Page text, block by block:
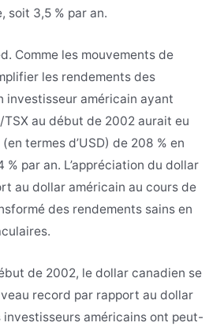
soit 3,5 % par an.
Comme les mouvements de
les rendements des
investisseur américain ayant
TSX au début de 2002 aurait eu
termes d’USD) de 208 % en
par an. L’appréciation du dollar
au dollar américain au cours de
des rendements sains en
de 2002, le dollar canadien se
record par rapport au dollar
américains ont peut-